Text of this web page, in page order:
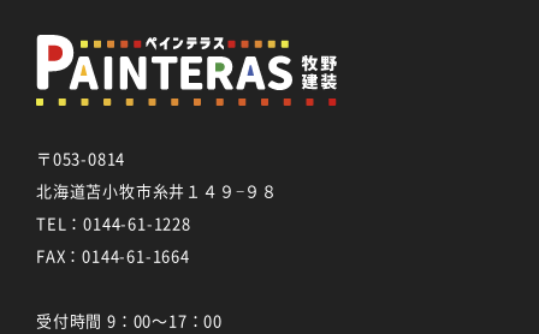
〒053-0814
北海道苫小牧市糸井１４９−９８
TEL：0144-61-1228
FAX：0144-61-1664
受付時間 9：00～17：00